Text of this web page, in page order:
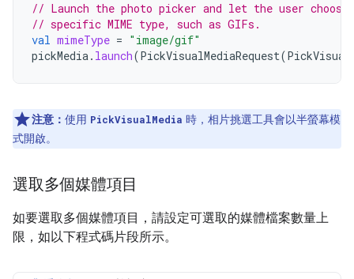
// Launch the photo picker and let the user
// specific MIME type, such as GIFs.
val mimeType = "image/gif"
pickMedia. launch(PickVisualMediaRequest(
注意： 使用 PickVisualMedia 時，相片挑選工具會以半螢幕模
式開啟。
選取多個媒體項目
如要選取多個媒體項目，請設定可選取的媒體檔案數量上
限，如以下程式碼片段所示。